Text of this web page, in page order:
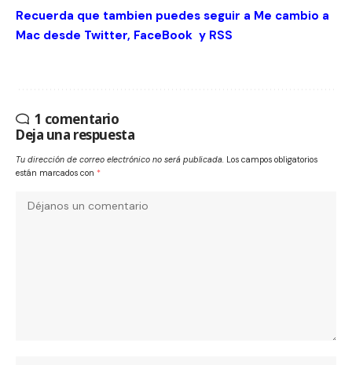
Recuerda que tambien puedes seguir a Me cambio a
Mac desde Twitter, FaceBook y RSS
1 comentario
Deja una respuesta
Tu dirección de correo electrónico no será publicada. Los campos obligatorios
están marcados con *